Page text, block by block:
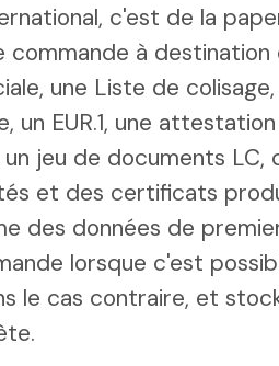
c'est de la
commande à
une Liste de
un EUR.1, une
jeu de documents LC,
et des certificats
des données de
lorsque c'est
le cas contraire, et